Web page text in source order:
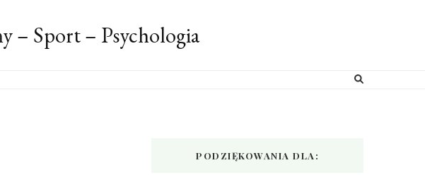
– Sport – Psychologia
PODZIĘKOWANIA DLA: